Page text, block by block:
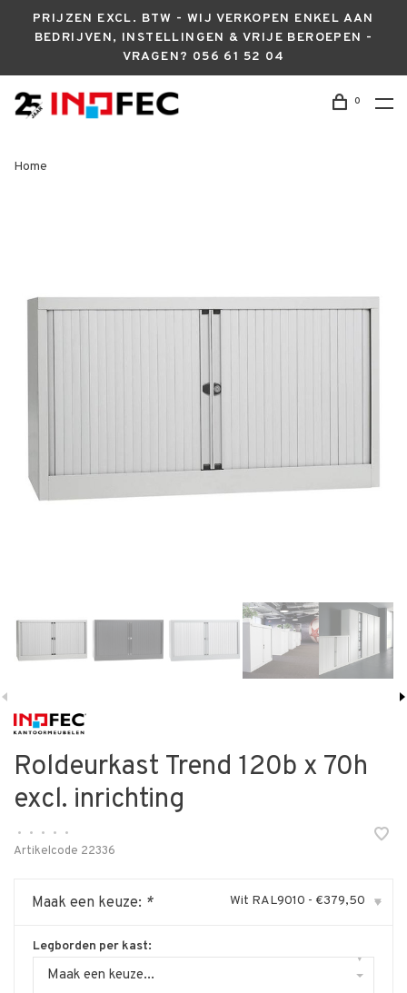
PRIJZEN EXCL. BTW - WIJ VERKOPEN ENKEL AAN
BEDRIJVEN, INSTELLINGEN & VRIJE BEROEPEN -
VRAGEN? 056 61 52 04
0
Home
Roldeurkast Trend 120b x 70h
excl. inrichting
• • • •
•
Artikelcode 22336
Maak een keuze: * Wit RAL9010 - €379,50 ▾
Legborden per kast:
Maak een keuze...
▾